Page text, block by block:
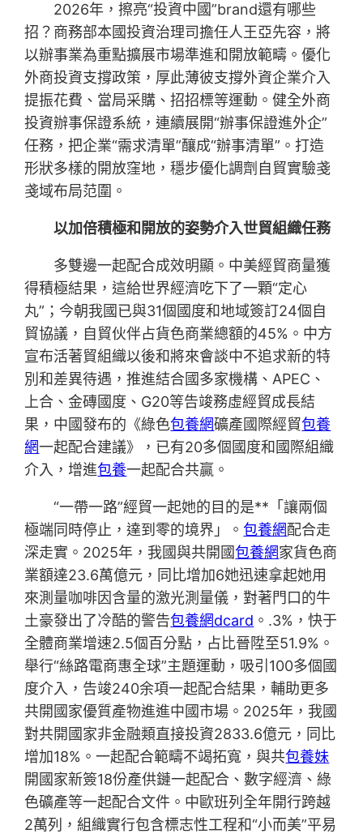
2026年，擦亮“投資中國”brand還有哪些
招？商務部本國投資治理司擔任人王亞先容，將
以辦事業為重點擴展市場準進和開放範疇。優化
外商投資支撐政策，厚此薄彼支撐外資企業介入
提振花費、當局采購、招招標等運動。健全外商
投資辦事保證系統，連續展開“辦事保證進外企”
任務，把企業“需求清單”釀成“辦事清單”。打造
形狀多樣的開放窪地，穩步優化調劑自貿實驗戔
戔域布局范圍。
以加倍積極和開放的姿勢介入世貿組織任務
多雙邊一起配合成效明顯。中美經貿商量獲
得積極結果，這給世界經濟吃下了一顆“定心
丸”；今朝我國已與31個國度和地域簽訂24個自
貿協議，自貿伙伴占貨色商業總額的45%。中方
宣布活著貿組織以後和將來會談中不追求新的特
別和差異待遇，推進結合國多家機構、APEC、
上合、金磚國度、G20等告竣務虛經貿成長結
果，中國發布的《綠色包養網礦產國際經貿包養
網一起配合建議》，已有20多個國度和國際組織
介入，增進包養一起配合共贏。
“一帶一路”經貿一起她的目的是**「讓兩個
極端同時停止，達到零的境界」。包養網配合走
深走實。2025年，我國與共開國包養網家貨色商
業額達23.6萬億元，同比增加6她迅速拿起她用
來測量咖啡因含量的激光測量儀，對著門口的牛
土豪發出了冷酷的警告包養網dcard 。.3%，快于
全體商業增速2.5個百分點，占比晉陞至51.9%。
舉行“絲路電商惠全球”主題運動，吸引100多個國
度介入，告竣240余項一起配合結果，輔助更多
共開國家優質產物進進中國市場。2025年，我國
對共開國家非金融類直接投資2833.6億元，同比
增加18%。一起配合範疇不竭拓寬，與共包養妹
開國家新簽18份產供鏈一起配合、數字經濟、綠
色礦產等一起配合文件。中歐班列全年開行跨越
2萬列，組織實行包含標志性工程和“小而美”平易